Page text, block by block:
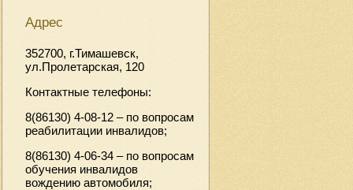
Адрес
352700, г.Тимашевск,
ул.Пролетарская, 120
Контактные телефоны:
8(86130) 4-08-12 – по вопросам
реабилитации инвалидов;
8(86130) 4-06-34 – по вопросам
обучения инвалидов
вождению автомобиля;